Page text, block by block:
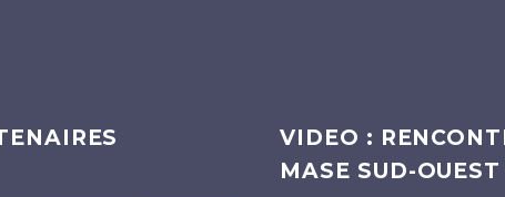
VIDEO :
MASE SUD-OUEST